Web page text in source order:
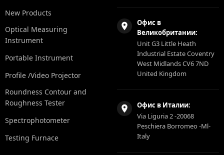
New Products
Optical Measuring
Instrument
Portable Instrument
Profile /Video Projector
Roundness Contour and
Roughness Tester
Spectrophotometer
Testing Furnace
Офис в
Великобритании:
Unit G3 Little Heath
Industrial Estate Coventry
West Midlands CV6 7ND
United Kingdom
Офис в Италии:
Via Liguria 2 -20068
Peschiera Borromeo -Ml-
Italy